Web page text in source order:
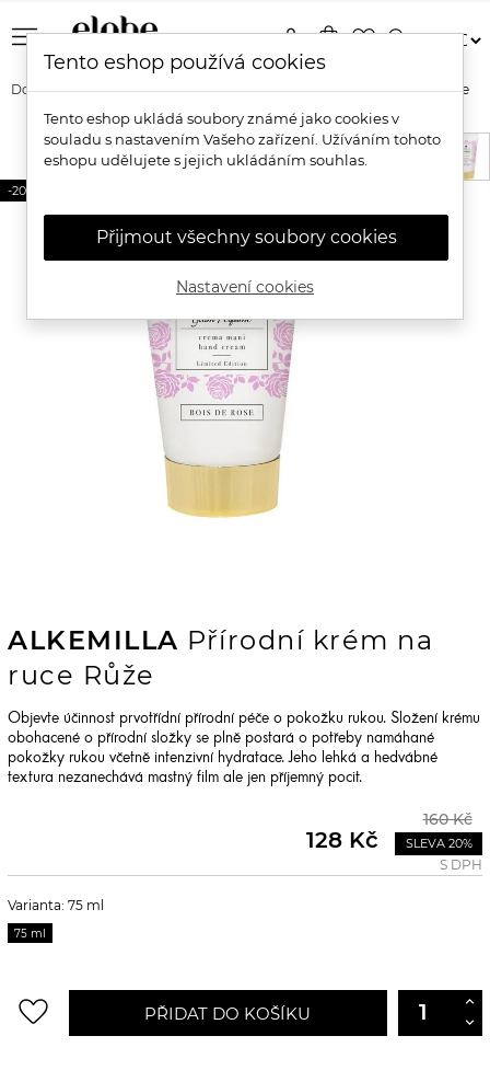
menu shopping_bagfavorite_bordersearch
person
Domů Značky Alkemilla Alkemilla Přírodní krém na ruce Růže
-20%
ALKEMILLA Přírodní krém na
ruce Růže
Objevte účinnost prvotřídní přírodní péče o pokožku rukou. Složení krému
obohacené o přírodní složky se plně postará o potřeby namáhané
pokožky rukou včetně intenzivní hydratace. Jeho lehká a hedvábné
textura nezanechává mastný film ale jen příjemný pocit.
160 Kč
128 Kč SLEVA 20%
S DPH
Varianta: 75 ml
75 ml
favorite_border PŘIDAT DO KOŠÍKU
Tento eshop používá cookies
Tento eshop ukládá soubory známé jako cookies v
souladu s nastavením Vašeho zařízení. Užíváním tohoto
eshopu udělujete s jejich ukládáním souhlas.
Přijmout všechny soubory cookies
Nastavení cookies